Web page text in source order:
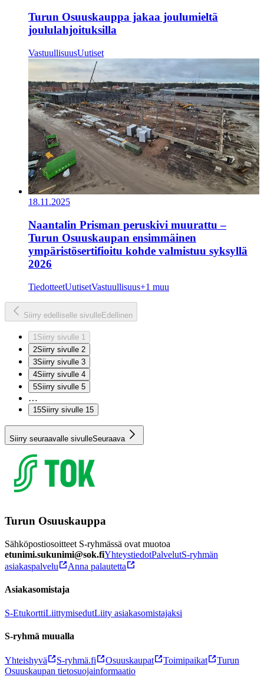
Turun Osuuskauppa jakaa joulumieltä
joululahjoituksilla
VastuullisuusUutiset
18.11.2025
Naantalin Prisman peruskivi muurattu –
Turun Osuuskaupan ensimmäinen
ympäristösertifioitu kohde valmistuu syksyllä
2026
TiedotteetUutisetVastuullisuus+1 muu
Siirry edelliselle sivulleEdellinen
1 Siirry sivulle 1
2Siirry sivulle 2
3Siirry sivulle 3
4Siirry sivulle 4
5Siirry sivulle 5
…
15Siirry sivulle 15
Siirry seuraavalle sivulleSeuraava
Turun Osuuskauppa
Sähköpostiosoitteet S-ryhmässä ovat muotoa
etunimi.sukunimi@sok.fiYhteystiedotPalvelutS-ryhmän
asiakaspalvelu
Anna palautetta
Asiakasomistaja
S-EtukorttiLiittymisedutLiity asiakasomistajaksi
S-ryhmä muualla
Yhteishyvä S-ryhmä.fi Osuuskaupat Toimipaikat
Turun
Osuuskaupan tietosuojainformaatio